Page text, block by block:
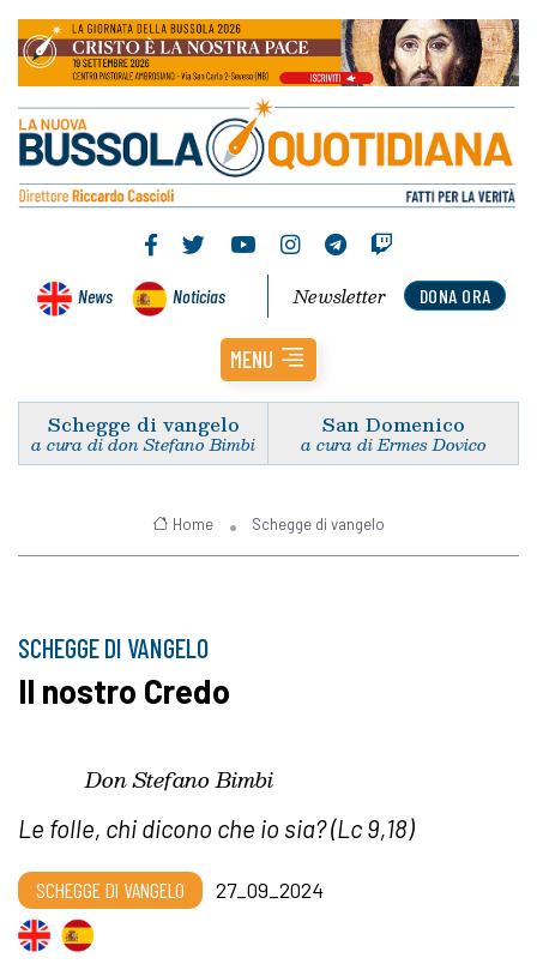
News Noticias DONA ORA
Newsletter
MENU
Schegge di vangelo
a cura di don Stefano Bimbi
San Domenico
a cura di Ermes Dovico
Home Schegge di vangelo
SCHEGGE DI VANGELO
Il nostro Credo
Don Stefano Bimbi
Le folle, chi dicono che io sia? (Lc 9,18)
SCHEGGE DI VANGELO 27_09_2024